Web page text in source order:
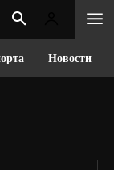
Новости